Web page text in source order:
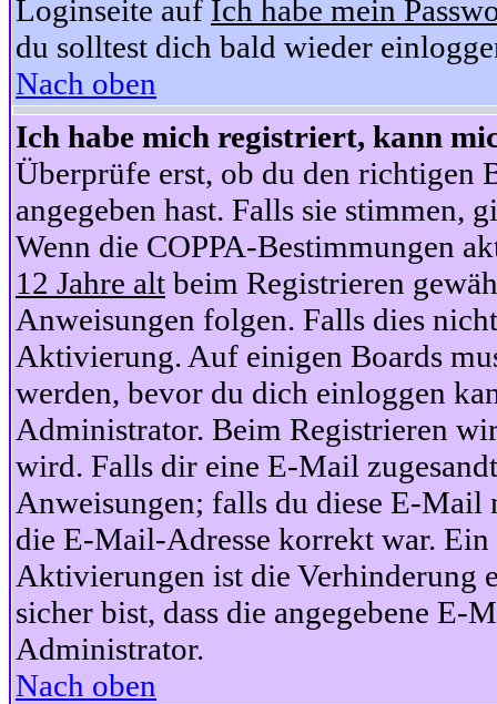
Loginseite auf Ich habe mein
du solltest dich bald wieder
Nach oben
Ich habe mich registriert, kann
Überprüfe erst, ob du den richtigen
angegeben hast. Falls sie stimmen,
Wenn die COPPA-Bestimmungen
12 Jahre alt beim Registrieren
Anweisungen folgen. Falls dies
Aktivierung. Auf einigen Boards
werden, bevor du dich einloggen
Administrator. Beim Registrieren
wird. Falls dir eine E-Mail
Anweisungen; falls du diese E-Mail
die E-Mail-Adresse korrekt war.
Aktivierungen ist die Verhinderung
sicher bist, dass die angegebene
Administrator.
Nach oben